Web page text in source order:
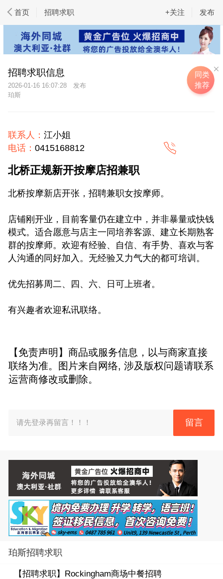
首页 招聘求职 发布
+关注
招聘求职信息
2026-01-16 16:07:28
珀斯
联系人： 江小姐
电话： 0415168812
北桥正规新开按摩店招兼职
北桥按摩新店开张，招聘兼职女按摩师。
店铺刚开业，目前客量仍在建立中，并非暴量或快钱
模式。适合愿意与店主一同培养客源、建立长期熟客
群的按摩师。欢迎有经验、自信、有手势、喜欢与客
人沟通的同好加入。无经验又力气大的都可培训。
优先招募周二、四、六、日可上班者。
有兴趣者欢迎私讯联络。
【免责声明】商品或服务信息，以与商家直接
联络为准。图片来自网络, 涉及版权问题请联系
运营商修改或删除。
请先登录再留言！！！ 留言
珀斯招聘求职
【招聘求职】 Rockingham商场中餐招聘
同类
推荐